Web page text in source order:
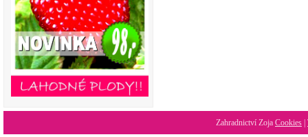
Zahradnictví Zoja Cookies